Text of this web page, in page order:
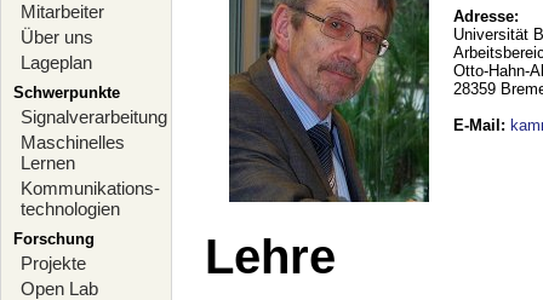
Mitarbeiter
Über uns
Lageplan
Schwerpunkte
Signalverarbeitung
Maschinelles
Lernen
Kommunikations-
technologien
Forschung
Projekte
Open Lab
Adresse:
Universität
Otto-Hahn-
28359
E-Mail :
Lehre